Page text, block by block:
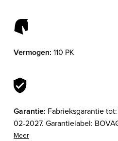
Vermogen: 110 PK
Garantie: Fabrieksgarantie
02-2027. Garantielabel:
Garantie (12 maanden)